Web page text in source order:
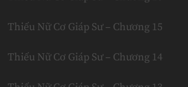
Thiếu Nữ Cơ Giáp Sư – Chương 15
Thiếu Nữ Cơ Giáp Sư – Chương 14